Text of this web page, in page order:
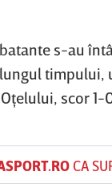
s-au
timpului,
scor 1-
CA